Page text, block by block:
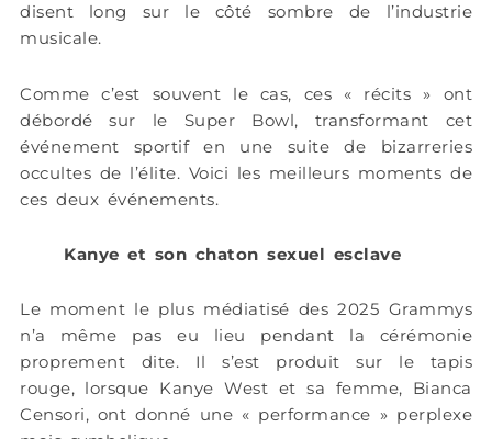
disent long sur le côté sombre de l’industrie
musicale.
Comme c’est souvent le cas, ces « récits » ont
débordé sur le Super Bowl, transformant cet
événement sportif en une suite de bizarreries
occultes de l’élite. Voici les meilleurs moments de
ces deux événements.
Kanye et son chaton sexuel esclave
Le moment le plus médiatisé des 2025 Grammys
n’a même pas eu lieu pendant la cérémonie
proprement dite. Il s’est produit sur le tapis
rouge, lorsque Kanye West et sa femme, Bianca
Censori, ont donné une « performance » perplexe